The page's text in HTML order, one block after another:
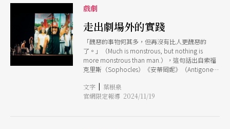
月 21日，巴西政府正式簽署法令，明定3月16日為
國定「被壓迫者劇場日」（Dia Nacional do
Teatro do Oprimido），以紀念這位在戲劇界奉
獻超過半個世紀的巴西劇場巨擘。曾與波瓦共同創
辦「里約被壓迫者劇場中心」（CTO-Rio）的杜爾
勒（Licko Turle），近幾年為了在學院推廣被壓迫
者劇場，成立「被壓迫者劇場學會」
（GESTO），今年正逢《被壓迫者劇場》一書以
間，在全巴西各地自動發起慶祝波瓦生日暨「被壓
迫者劇場紀念日」系列活動。
戲劇
走出劇場外的實踐
「醜惡的事物何其多，但再沒有比人更醜惡的
了。」（Much is monstrous, but nothing is
more monstrous than man.），這句話出自索福
克里斯（Sophocles）《安蒂岡妮》（Antigone）
「deinos」 （ό） 一詞除terrible醜惡的意思，亦
有wonderful驚奇的意涵。〈人類頌〉是對於人類
文字 | 葉根泉
官網限定報導 2024/11/19